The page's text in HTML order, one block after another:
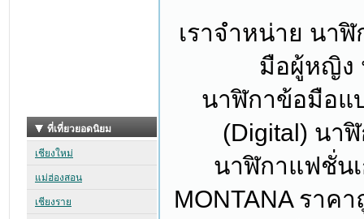
เราจำหน่าย นา
มือผู้หญิง
นาฬิกาข้อมือแ
(Digital) นา
นาฬิกาแฟชั่นเ
MONTANA ราค